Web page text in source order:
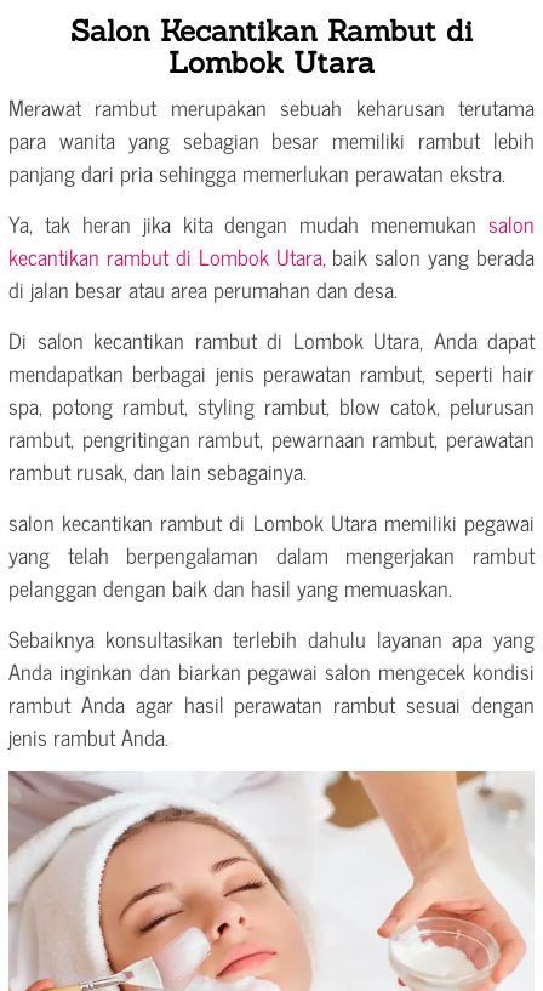
Salon Kecantikan Rambut di
Lombok Utara
Merawat rambut merupakan sebuah keharusan terutama
para wanita yang sebagian besar memiliki rambut lebih
panjang dari pria sehingga memerlukan perawatan ekstra.
Ya, tak heran jika kita dengan mudah menemukan salon
kecantikan rambut di Lombok Utara, baik salon yang berada
di jalan besar atau area perumahan dan desa.
Di salon kecantikan rambut di Lombok Utara, Anda dapat
mendapatkan berbagai jenis perawatan rambut, seperti hair
spa, potong rambut, styling rambut, blow catok, pelurusan
rambut, pengritingan rambut, pewarnaan rambut, perawatan
rambut rusak, dan lain sebagainya.
salon kecantikan rambut di Lombok Utara memiliki pegawai
yang telah berpengalaman dalam mengerjakan rambut
pelanggan dengan baik dan hasil yang memuaskan.
Sebaiknya konsultasikan terlebih dahulu layanan apa yang
Anda inginkan dan biarkan pegawai salon mengecek kondisi
rambut Anda agar hasil perawatan rambut sesuai dengan
jenis rambut Anda.